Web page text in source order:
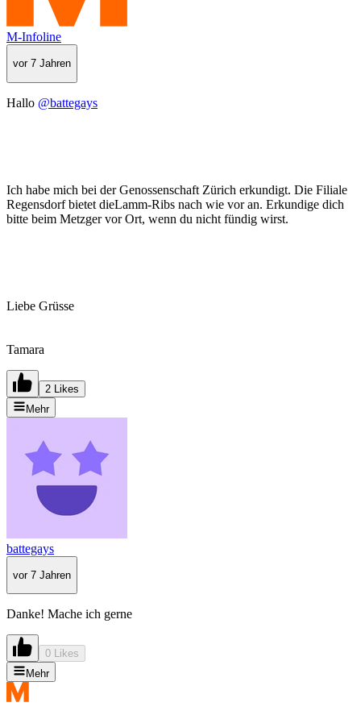
M-Infoline
vor 7 Jahren
Hallo @battegays
Ich habe mich bei der Genossenschaft Zürich erkundigt. Die Filiale
Regensdorf bietet dieLamm-Ribs nach wie vor an. Erkundige dich
bitte beim Metzger vor Ort, wenn du nicht fündig wirst.
Liebe Grüsse
Tamara
2 Likes
Mehr
battegays
vor 7 Jahren
Danke! Mache ich gerne
0 Likes
Mehr